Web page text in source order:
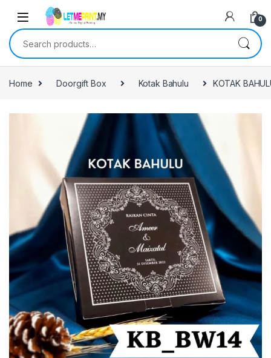
0
Search for:
Home Doorgift Box Kotak Bahulu KOTAK